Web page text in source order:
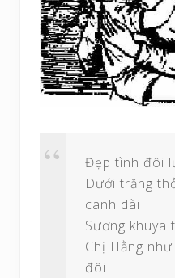
Đẹp tình đôi
Dưới trăng
canh dài
Sương khuya
Chị Hằng
đôi